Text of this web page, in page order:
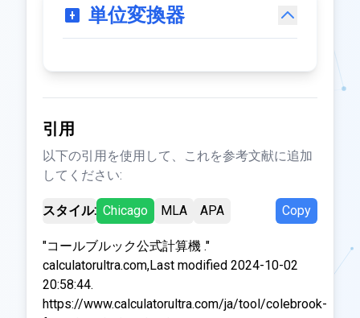
単位変換器
引用
以下の引用を使用して、これを参考文献に追加
してください:
スタイル: Chicago MLA APA Copy
"コールブルック公式計算機 ."
calculatorultra.com,Last modified 2024-10-02
20:58:44.
https://www.calculatorultra.com/ja/tool/colebrook-